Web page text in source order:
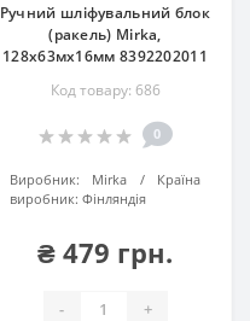
Ручний шліфувальний блок
(ракель) Mirka,
128х63мх16мм 8392202011
Код товару: 686
0
Виробник: Mirka
Країна
виробник: Фінляндія
₴ 479 грн.
- +